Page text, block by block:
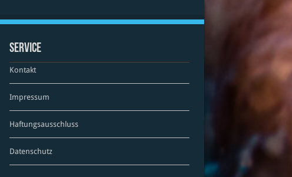
Service
Kontakt
Impressum
Haftungsausschluss
Datenschutz